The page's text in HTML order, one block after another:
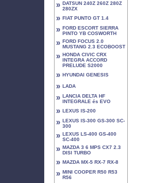
» DATSUN 240Z 260Z 280Z
280ZX
» FIAT PUNTO GT 1.4
» FORD ESCORT SIERRA
PINTO YB COSWORTH
» FORD FOCUS 2.0
MUSTANG 2.3 ECOBOOST
» HONDA CIVIC CRX
INTEGRA ACCORD
PRELUDE S2000
» HYUNDAI GENESIS
» LADA
» LANCIA DELTA HF
INTEGRALE és EVO
» LEXUS IS-200
» LEXUS IS-300 GS-300 SC-
300
» LEXUS LS-400 GS-400
SC-400
» MAZDA 3 6 MPS CX7 2.3
DISI TURBO
» MAZDA MX-5 RX-7 RX-8
» MINI COOPER R50 R53
R56